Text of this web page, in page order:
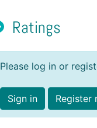
Ratings
Please log in or
Sign in Register